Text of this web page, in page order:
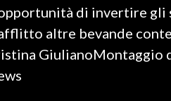
di invertire gli
altre bevande
GiulianoMontaggio